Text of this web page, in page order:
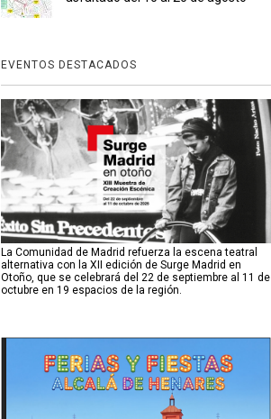
EVENTOS DESTACADOS
La Comunidad de Madrid refuerza la escena teatral
alternativa con la XII edición de Surge Madrid en
Otoño, que se celebrará del 22 de septiembre al 11 de
octubre en 19 espacios de la región.